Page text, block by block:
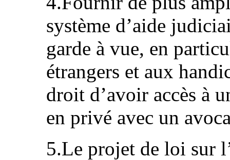
système d’aide
garde à vue, en
étrangers et aux
droit d’avoir accès à
en privé avec un
5.Le projet de loi sur